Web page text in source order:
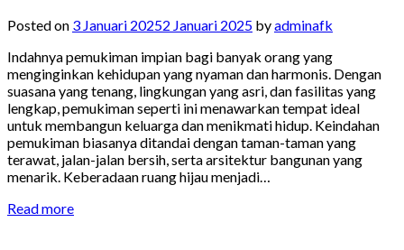
Posted on 3 Januari 20252 Januari 2025 byadminafk
Indahnya pemukiman impian bagi banyak orang yang
menginginkan kehidupan yang nyaman dan harmonis. Dengan
suasana yang tenang, lingkungan yang asri, dan fasilitas yang
lengkap, pemukiman seperti ini menawarkan tempat ideal
untuk membangun keluarga dan menikmati hidup. Keindahan
pemukiman biasanya ditandai dengan taman-taman yang
terawat, jalan-jalan bersih, serta arsitektur bangunan yang
menarik. Keberadaan ruang hijau menjadi…
Read more